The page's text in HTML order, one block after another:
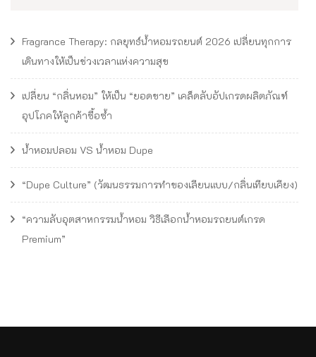
Fragrance Therapy: กลยุทธ์น้ำหอมรถยนต์ 2026 เปลี่ยนทุกการ
เดินทางให้เป็นช่วงเวลาแห่งความสุข
เปลี่ยน “กลิ่นหอม” ให้เป็น “ยอดขาย” เคล็ดลับอัปเกรดผลิตภัณฑ์
อุปโภคให้ลูกค้าซื้อซ้ำ
น้ำหอมปลอม VS น้ำหอม Dupe
“Dupe Culture” (วัฒนธรรมการทำของเลียนแบบ/กลิ่นเทียบเคียง)
“ความลับอุตสาหกรรมน้ำหอม วิธีเลือกน้ำหอมรถยนต์เกรด
Premium”